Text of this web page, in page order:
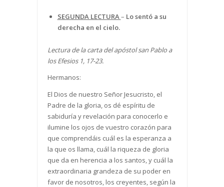
SEGUNDA LECTURA– Lo sentó a su
derecha en el cielo.
Lectura de la carta del apóstol san Pablo a
los Efesios 1, 17-23.
Hermanos:
El Dios de nuestro Señor Jesucristo, el
Padre de la gloria, os dé espíritu de
sabiduría y revelación para conocerlo e
ilumine los ojos de vuestro corazón para
que comprendáis cuál es la esperanza a
la que os llama, cuál la riqueza de gloria
que da en herencia a los santos, y cuál la
extraordinaria grandeza de su poder en
favor de nosotros, los creyentes, según la